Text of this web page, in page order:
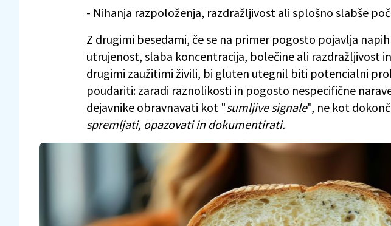
- Nihanja razpoloženja, razdražljivost ali splošno slabše
Z drugimi besedami, če se na primer pogosto pojavlja
utrujenost, slaba koncentracija, bolečine ali razdražljivost
drugimi zaužitimi živili, bi gluten utegnil biti potencialni
poudariti: zaradi raznolikosti in pogosto nespecifične
dejavnike obravnavati kot "sumljive signale", ne kot
spremljati, opazovati in dokumentirati.